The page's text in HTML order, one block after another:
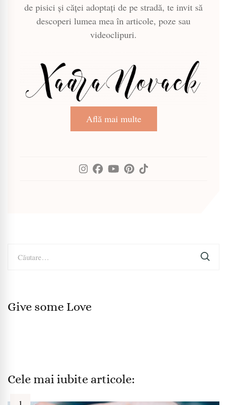
de pisici și căței adoptați de pe stradă, te invit să
descoperi lumea mea în articole, poze sau
videoclipuri.
Află mai multe
după:
Give some Love
Cele mai iubite articole: